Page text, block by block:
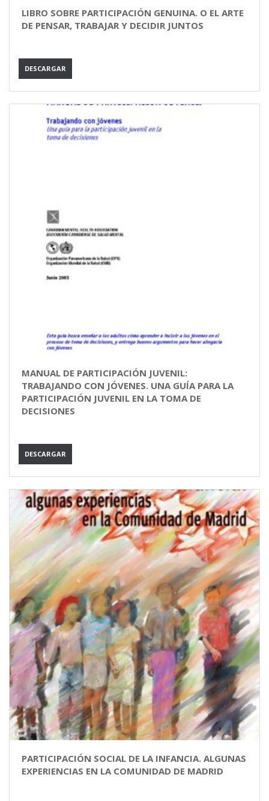
LIBRO SOBRE PARTICIPACIÓN GENUINA. O EL ARTE
DE PENSAR, TRABAJAR Y DECIDIR JUNTOS
DESCARGAR
MANUAL DE PARTICIPACIÓN JUVENIL:
TRABAJANDO CON JÓVENES. UNA GUÍA PARA LA
PARTICIPACIÓN JUVENIL EN LA TOMA DE
DECISIONES
DESCARGAR
PARTICIPACIÓN SOCIAL DE LA INFANCIA. ALGUNAS
EXPERIENCIAS EN LA COMUNIDAD DE MADRID